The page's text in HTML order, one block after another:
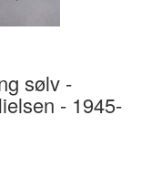
sølv -
- 1945-